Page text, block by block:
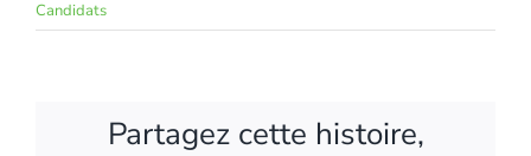
Candidats
Partagez cette histoire,